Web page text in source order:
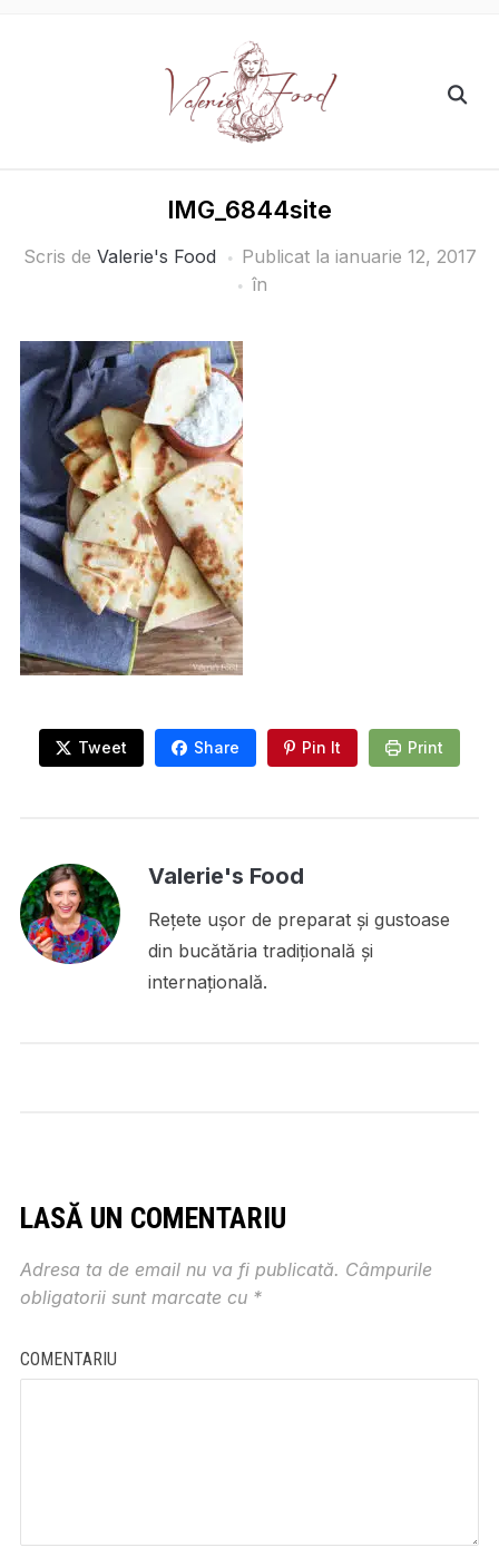
IMG_6844site
Scris de Valerie's Food Publicat la ianuarie 12, 2017
în
Tweet Share Pin It Print
Valerie's Food
Rețete ușor de preparat și gustoase
din bucătăria tradițională și
internațională.
LASĂ UN COMENTARIU
Adresa ta de email nu va fi publicată. Câmpurile
obligatorii sunt marcate cu *
COMENTARIU